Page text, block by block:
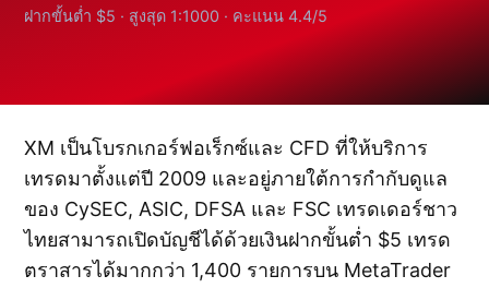
ฝากขั้นต่ำ $5 · สูงสุด 1:1000 · คะแนน 4.4/5
XM เป็นโบรกเกอร์ฟอเร็กซ์และ CFD ที่ให้บริการ
เทรดมาตั้งแต่ปี 2009 และอยู่ภายใต้การกำกับดูแล
ของ CySEC, ASIC, DFSA และ FSC เทรดเดอร์ชาว
ไทยสามารถเปิดบัญชีได้ด้วยเงินฝากขั้นต่ำ $5 เทรด
ตราสารได้มากกว่า 1,400 รายการบน MetaTrader